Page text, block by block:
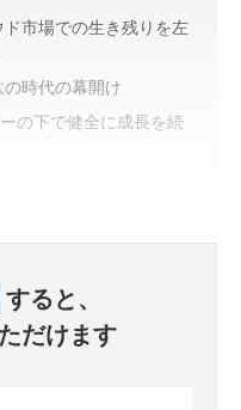
市場での生き残りを左
時代の幕開け
の下で健全に成長を続
すると、
だけます